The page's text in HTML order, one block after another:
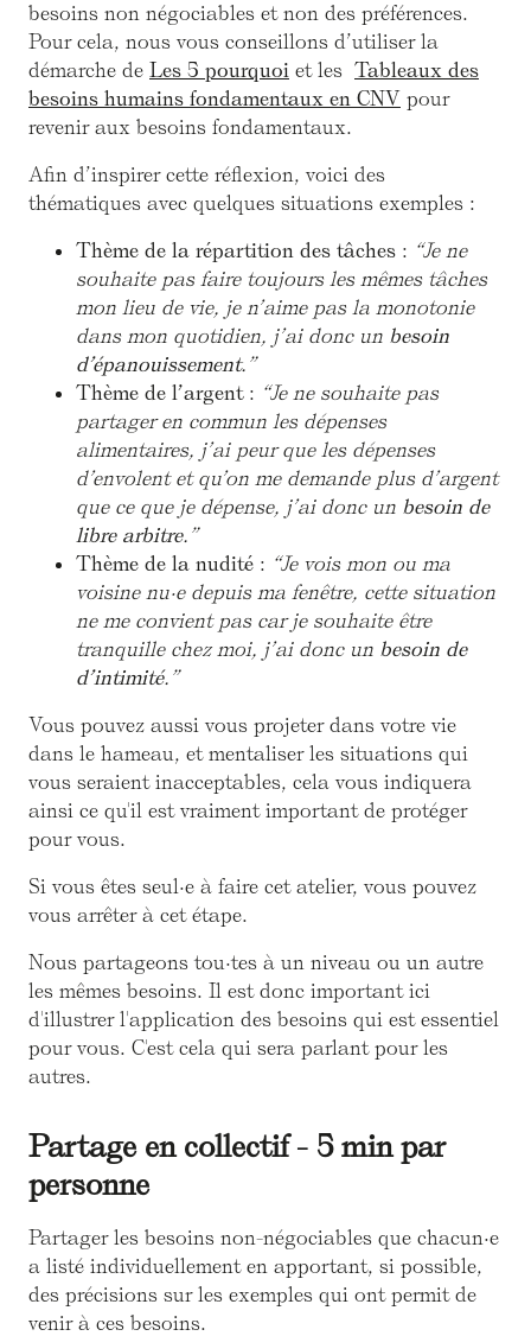
besoins non négociables et non des préférences.
Pour cela, nous vous conseillons d’utiliser la
démarche de Les 5 pourquoi et les Tableaux des
besoins humains fondamentaux en CNV pour
revenir aux besoins fondamentaux.
Afin d’inspirer cette réflexion, voici des
thématiques avec quelques situations exemples :
Thème de la répartition des tâches : “Je ne
souhaite pas faire toujours les mêmes tâches
mon lieu de vie, je n’aime pas la monotonie
dans mon quotidien, j’ai donc un besoin
d’épanouissement.”
Thème de l’argent: “Je ne souhaite pas
partager en commun les dépenses
alimentaires, j’ai peur que les dépenses
d’envolent et qu’on me demande plus d’argent
que ce que je dépense, j’ai donc un besoin de
libre arbitre.”
Thème de la nudité : “Je vois mon ou ma
voisine nu·e depuis ma fenêtre, cette situation
ne me convient pas car je souhaite être
tranquille chez moi, j’ai donc un besoin de
d’intimité.”
Vous pouvez aussi vous projeter dans votre vie
dans le hameau, et mentaliser les situations qui
vous seraient inacceptables, cela vous indiquera
ainsi ce qu'il est vraiment important de protéger
pour vous.
Si vous êtes seul·e à faire cet atelier, vous pouvez
vous arrêter à cet étape.
Nous partageons tou·tes à un niveau ou un autre
les mêmes besoins. Il est donc important ici
d'illustrer l'application des besoins qui est essentiel
pour vous. C'est cela qui sera parlant pour les
autres.
Partage en collectif - 5 min par
personne
Partager les besoins non-négociables que chacun·e
a listé individuellement en apportant, si possible,
des précisions sur les exemples qui ont permit de
venir à ces besoins.